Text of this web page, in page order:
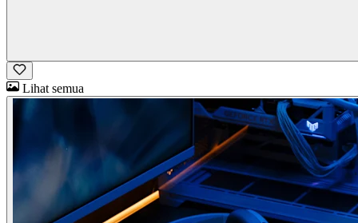
Lihat semua